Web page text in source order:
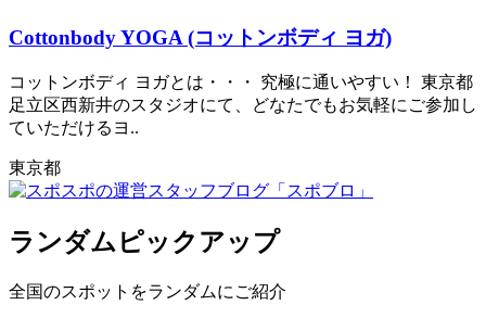
Cottonbody YOGA (コットンボディ ヨガ)
コットンボディ ヨガとは・・・ 究極に通いやすい！ 東京都
足立区西新井のスタジオにて、どなたでもお気軽にご参加し
ていただけるヨ..
東京都
ランダムピックアップ
全国のスポットをランダムにご紹介